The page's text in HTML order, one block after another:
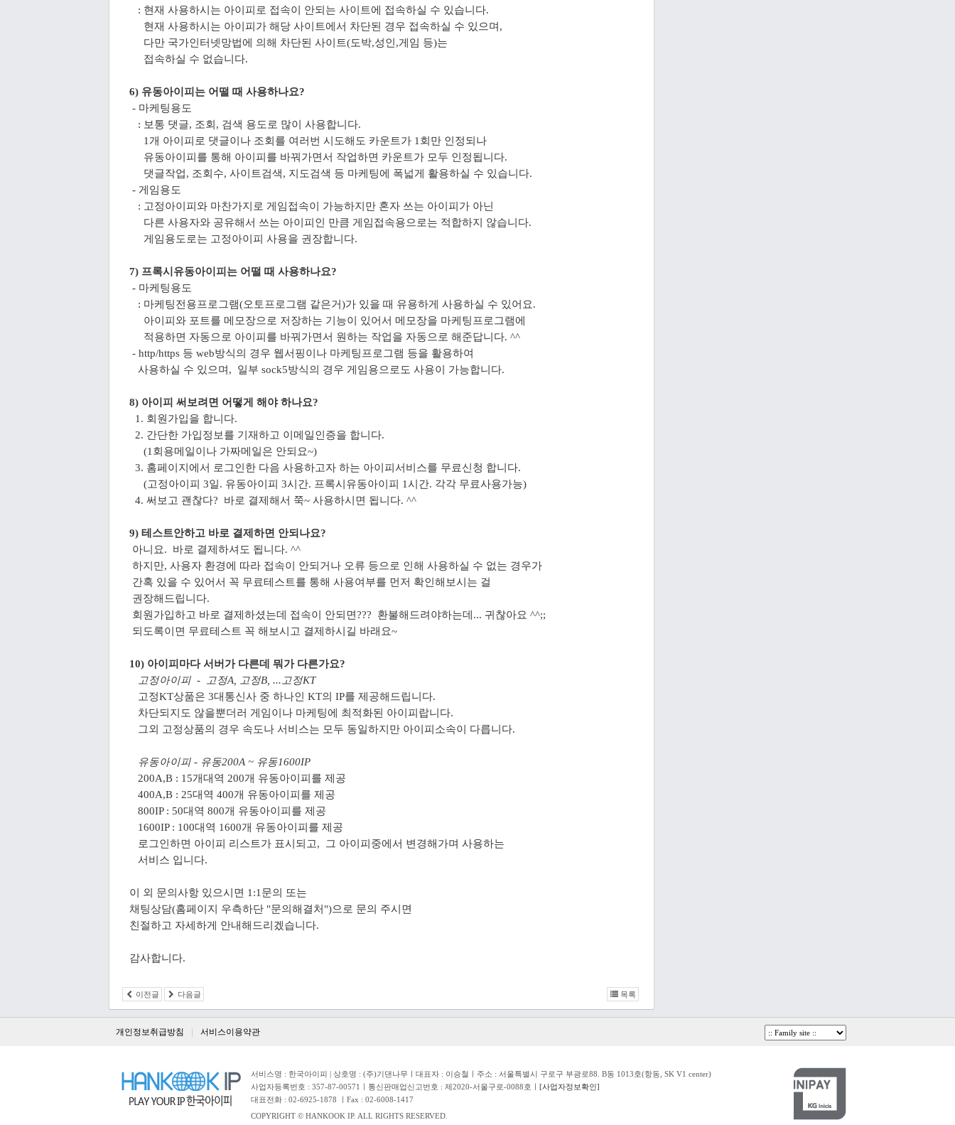
: 현재 사용하시는 아이피로 접속이 안되는 사이트에 접속하실 수 있습니다.
현재 사용하시는 아이피가 해당 사이트에서 차단된 경우 접속하실 수 있으며,
다만 국가인터넷망법에 의해 차단된 사이트(도박,성인,게임 등)는
접속하실 수 없습니다.
6) 유동아이피는 어떨 때 사용하나요?
- 마케팅용도
: 보통 댓글, 조회, 검색 용도로 많이 사용합니다.
1개 아이피로 댓글이나 조회를 여러번 시도해도 카운트가 1회만 인정되나
유동아이피를 통해 아이피를 바꿔가면서 작업하면 카운트가 모두 인정됩니다.
댓글작업, 조회수, 사이트검색, 지도검색 등 마케팅에 폭넓게 활용하실 수 있습니다.
- 게임용도
: 고정아이피와 마찬가지로 게임접속이 가능하지만 혼자 쓰는 아이피가 아닌
다른 사용자와 공유해서 쓰는 아이피인 만큼 게임접속용으로는 적합하지 않습니다.
게임용도로는 고정아이피 사용을 권장합니다.
7) 프록시유동아이피는 어떨 때 사용하나요?
- 마케팅용도
: 마케팅전용프로그램(오토프로그램 같은거)가 있을 때 유용하게 사용하실 수 있어요.
아이피와 포트를 메모장으로 저장하는 기능이 있어서 메모장을 마케팅프로그램에
적용하면 자동으로 아이피를 바꿔가면서 원하는 작업을 자동으로 해준답니다. ^^
- http/https 등 web방식의 경우 웹서핑이나 마케팅프로그램 등을 활용하여
사용하실 수 있으며, 일부 sock5방식의 경우 게임용으로도 사용이 가능합니다.
8) 아이피 써보려면 어떻게 해야 하나요?
1. 회원가입을 합니다.
2. 간단한 가입정보를 기재하고 이메일인증을 합니다.
(1회용메일이나 가짜메일은 안되요~)
3. 홈페이지에서 로그인한 다음 사용하고자 하는 아이피서비스를 무료신청 합니다.
(고정아이피 3일. 유동아이피 3시간. 프록시유동아이피 1시간. 각각 무료사용가능)
4. 써보고 괜찮다? 바로 결제해서 쭉~ 사용하시면 됩니다. ^^
9) 테스트안하고 바로 결제하면 안되나요?
아니요. 바로 결제하셔도 됩니다. ^^
하지만, 사용자 환경에 따라 접속이 안되거나 오류 등으로 인해 사용하실 수 없는 경우가
간혹 있을 수 있어서 꼭 무료테스트를 통해 사용여부를 먼저 확인해보시는 걸
권장해드립니다.
회원가입하고 바로 결제하셨는데 접속이 안되면??? 환불해드려야하는데... 귀찮아요 ^^;;
되도록이면 무료테스트 꼭 해보시고 결제하시길 바래요~
10) 아이피마다 서버가 다른데 뭐가 다른가요?
고정아이피 - 고정A, 고정B, ...고정KT
고정KT상품은 3대통신사 중 하나인 KT의 IP를 제공해드립니다.
차단되지도 않을뿐더러 게임이나 마케팅에 최적화된 아이피랍니다.
그외 고정상품의 경우 속도나 서비스는 모두 동일하지만 아이피소속이 다릅니다.
유동아이피 - 유동200A ~ 유동1600IP
200A,B : 15개대역 200개 유동아이피를 제공
400A,B : 25대역 400개 유동아이피를 제공
800IP : 50대역 800개 유동아이피를 제공
1600IP : 100대역 1600개 유동아이피를 제공
로그인하면 아이피 리스트가 표시되고, 그 아이피중에서 변경해가며 사용하는
서비스 입니다.
이 외 문의사항 있으시면 1:1문의 또는
채팅상담(홈페이지 우측하단 "문의해결처")으로 문의 주시면
친절하고 자세하게 안내해드리겠습니다.
감사합니다.​
이전글 다음글 목록
개인정보취급방침 서비스이용약관
서비스명 : 한국아이피 | 상호명 : (주)기댄나무ㅣ대표자 : 이승철ㅣ주소 : 서울특별시 구로구 부광로88. B동 1013호(항동, SK V1 center)
사업자등록번호 : 357-87-00571ㅣ통신판매업신고번호 : 제2020-서울구로-0088호ㅣ [사업자정보확인]
대표전화 : 02-6925-1878 ㅣFax : 02-6008-1417
COPYRIGHT © HANKOOK IP. ALL RIGHTS RESERVED.